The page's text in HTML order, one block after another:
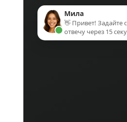
Мила
👋 Привет! Задайте
отвечу через 15